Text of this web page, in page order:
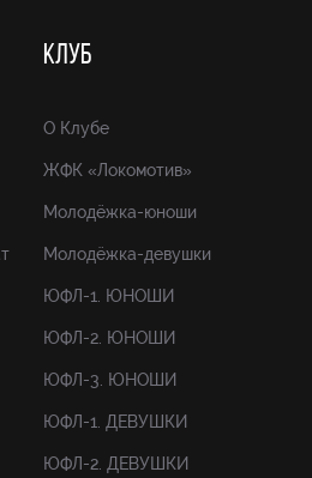
КЛУБ
О Клубе
ЖФК «Локомотив»
Молодёжка-юноши
Молодёжка-девушки
ЮФЛ-1. ЮНОШИ
ЮФЛ-2. ЮНОШИ
ЮФЛ-3. ЮНОШИ
ЮФЛ-1. ДЕВУШКИ
ЮФЛ-2. ДЕВУШКИ